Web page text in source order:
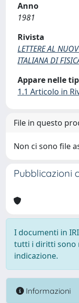
Anno
1981
Rivista
LETTERE AL
ITALIANA DI
Appare nelle
1.1 Articolo in
File in questo
Non ci sono file
Pubblicazioni
I documenti in
tutti i diritti sono
indicazione.
Informazioni